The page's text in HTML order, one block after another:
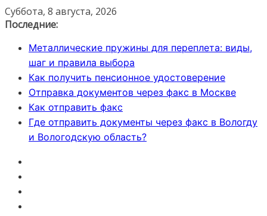
Перейти
к
Суббота, 8 августа, 2026
Последние:
Металлические пружины для переплета: виды,
шаг и правила выбора
Как получить пенсионное удостоверение
Отправка документов через факс в Москве
Как отправить факс
Где отправить документы через факс в Вологду
и Вологодскую область?